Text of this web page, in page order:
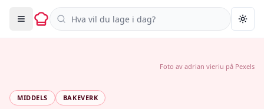
Søk i oppskrifter
MIDDELS BAKEVERK
Foto av adrian vieriu på Pexels